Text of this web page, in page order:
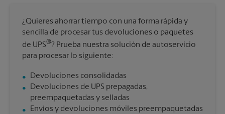
¿Quieres ahorrar tiempo con una forma rápida y
sencilla de procesar tus devoluciones o paquetes
de UPS®? Prueba nuestra solución de autoservicio
para procesar lo siguiente:
Devoluciones consolidadas
Devoluciones de UPS prepagadas,
preempaquetadas y selladas
Envíos y devoluciones móviles preempaquetadas